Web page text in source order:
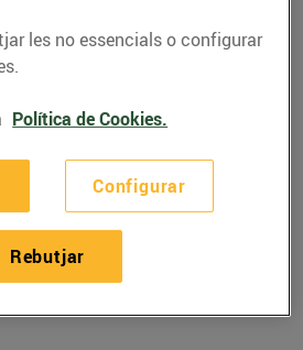
porc amb
prunes i
les no essencials o configurar
Política de Cookies.
Configurar
Rebutjar